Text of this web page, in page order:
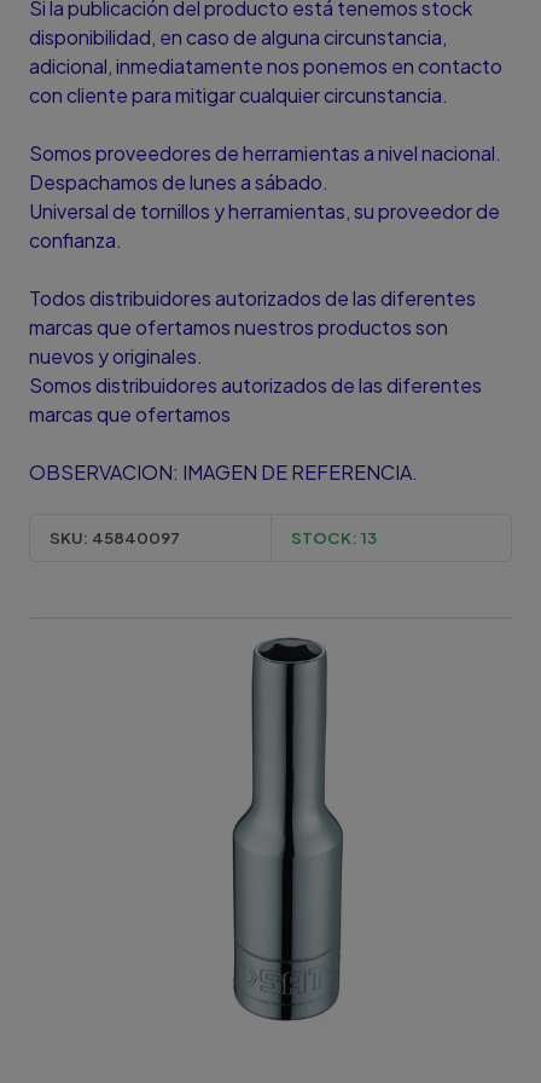
Si la publicación del producto está tenemos stock
disponibilidad, en caso de alguna circunstancia,
adicional, inmediatamente nos ponemos en contacto
con cliente para mitigar cualquier circunstancia.
Somos proveedores de herramientas a nivel nacional.
Despachamos de lunes a sábado.
Universal de tornillos y herramientas, su proveedor de
confianza.
Todos distribuidores autorizados de las diferentes
marcas que ofertamos nuestros productos son
nuevos y originales.
Somos distribuidores autorizados de las diferentes
marcas que ofertamos
OBSERVACION: IMAGEN DE REFERENCIA.
SKU: 45840097 STOCK: 13